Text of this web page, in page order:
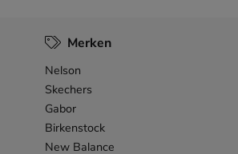
Merken
Nelson
Skechers
Gabor
Birkenstock
New Balance